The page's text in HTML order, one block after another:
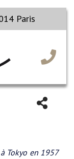
Paris
Tokyo en 1957